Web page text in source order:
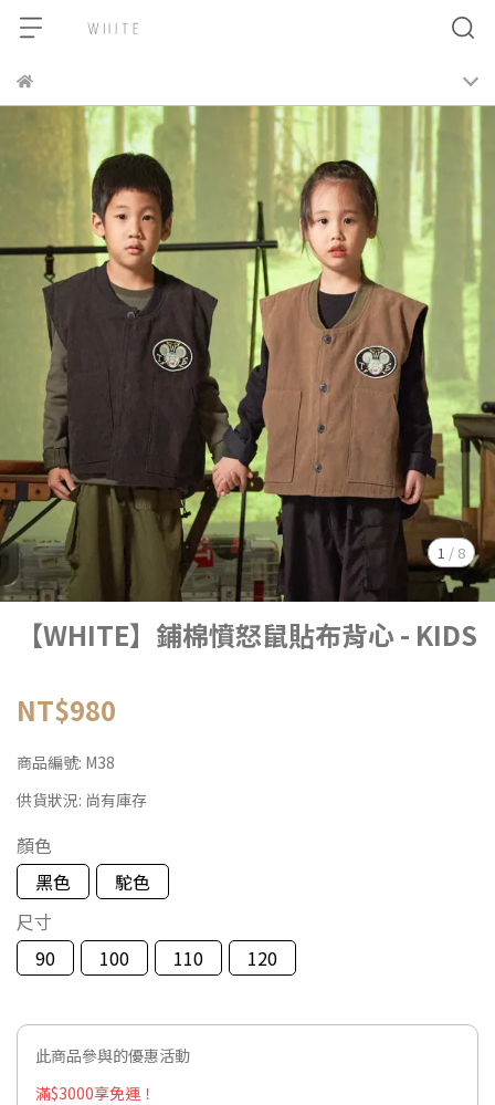
1 / 8
【WHITE】鋪棉憤怒鼠貼布背心 - KIDS
NT$980
商品編號: M38
供貨狀況: 尚有庫存
顏色
黑色
駝色
尺寸
90
100 110 120
此商品參與的優惠活動
滿$3000享免運！